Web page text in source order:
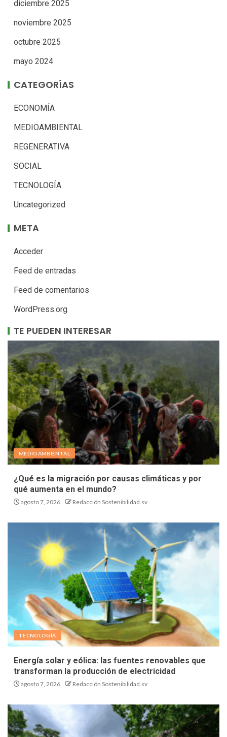
diciembre 2025
noviembre 2025
octubre 2025
mayo 2024
CATEGORÍAS
ECONOMÍA
MEDIOAMBIENTAL
REGENERATIVA
SOCIAL
TECNOLOGÍA
Uncategorized
META
Acceder
Feed de entradas
Feed de comentarios
WordPress.org
TE PUEDEN INTERESAR
MEDIOAMBIENTAL
¿Qué es la migración por causas climáticas y por
qué aumenta en el mundo?
agosto 7, 2026 Redacción Sostenibilidad.sv
TECNOLOGÍA
Energía solar y eólica: las fuentes renovables que
transforman la producción de electricidad
agosto 7, 2026 Redacción Sostenibilidad.sv